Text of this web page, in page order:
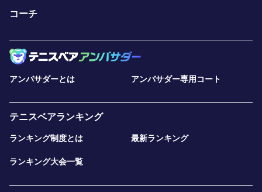
コーチ
アンバサダーとは アンバサダー専用コート
テニスベアランキング
ランキング制度とは 最新ランキング
ランキング大会一覧